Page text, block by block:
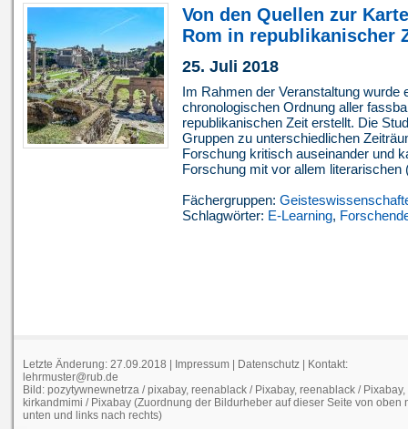
Von den Quellen zur
Rom in republikanischer
25. Juli 2018
Im Rahmen der Veranstaltung
chronologischen Ordnung aller
republikanischen Zeit erstellt. Die
Gruppen zu unterschiedlichen
Forschung kritisch auseinander und
Forschung mit vor allem literarischen
Fächergruppen:
Schlagwörter: E-Learning,
Letzte Änderung: 27.09.2018 | Impressum | Datenschutz | Kontakt:
lehrmuster@rub.de
Bild: pozytywnewnetrza / pixabay, reenablack / Pixabay, reenablack / Pixabay,
kirkandmimi / Pixabay (Zuordnung der Bildurheber auf dieser Seite von oben
unten und links nach rechts)